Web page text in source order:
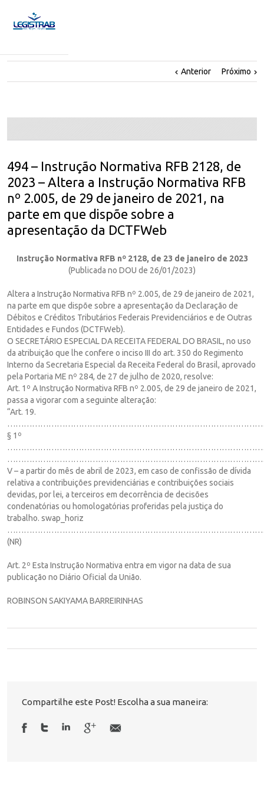
Anterior Próximo
494 – Instrução Normativa RFB 2128, de
2023 – Altera a Instrução Normativa RFB
nº 2.005, de 29 de janeiro de 2021, na
parte em que dispõe sobre a
apresentação da DCTFWeb
Instrução Normativa RFB nº 2128, de 23 de janeiro de 2023
(Publicada no DOU de 26/01/2023)
Altera a Instrução Normativa RFB nº 2.005, de 29 de janeiro de 2021,
na parte em que dispõe sobre a apresentação da Declaração de
Débitos e Créditos Tributários Federais Previdenciários e de Outras
Entidades e Fundos (DCTFWeb).
O SECRETÁRIO ESPECIAL DA RECEITA FEDERAL DO BRASIL, no uso
da atribuição que lhe confere o inciso III do art. 350 do Regimento
Interno da Secretaria Especial da Receita Federal do Brasil, aprovado
pela Portaria ME nº 284, de 27 de julho de 2020, resolve:
Art. 1º A Instrução Normativa RFB nº 2.005, de 29 de janeiro de 2021,
passa a vigorar com a seguinte alteração:
“Art. 19.
§ 1º
V – a partir do mês de abril de 2023, em caso de confissão de dívida
relativa a contribuições previdenciárias e contribuições sociais
devidas, por lei, a terceiros em decorrência de decisões
condenatórias ou homologatórias proferidas pela justiça do
trabalho. swap_horiz
(NR)
Art. 2º Esta Instrução Normativa entra em vigor na data de sua
publicação no Diário Oficial da União.
ROBINSON SAKIYAMA BARREIRINHAS
Compartilhe este Post! Escolha a sua maneira: